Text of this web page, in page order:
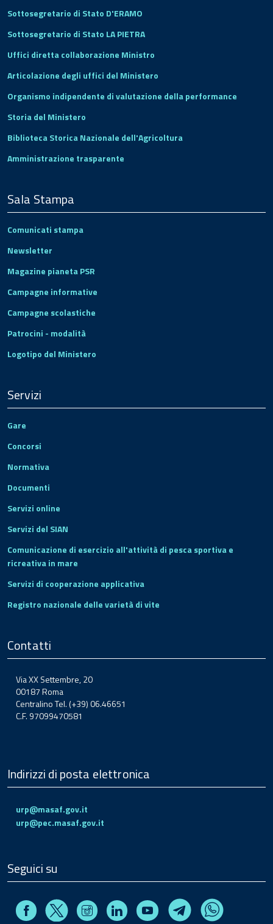
Sottosegretario di Stato D'ERAMO
Sottosegretario di Stato LA PIETRA
Uffici diretta collaborazione Ministro
Articolazione degli uffici del Ministero
Organismo indipendente di valutazione della performance
Storia del Ministero
Biblioteca Storica Nazionale dell'Agricoltura
Amministrazione trasparente
Sala Stampa
Comunicati stampa
Newsletter
Magazine pianeta PSR
Campagne informative
Campagne scolastiche
Patrocini - modalità
Logotipo del Ministero
Servizi
Gare
Concorsi
Normativa
Documenti
Servizi online
Servizi del SIAN
Comunicazione di esercizio all'attività di pesca sportiva e
ricreativa in mare
Servizi di cooperazione applicativa
Registro nazionale delle varietà di vite
Contatti
Via XX Settembre, 20
00187 Roma
Centralino Tel. (+39) 06.46651
C.F. 97099470581
Indirizzi di posta elettronica
urp@masaf.gov.it
urp@pec.masaf.gov.it
Seguici su
FacebookX InstagramLinkedin Youtube TelegramWhatsapp